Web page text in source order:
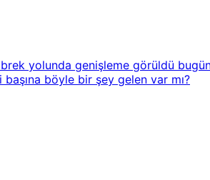
yolunda genişleme görüldü
böyle bir şey gelen var mı?